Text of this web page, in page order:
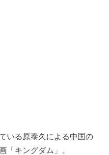
いる原泰久による中国の
「キングダム」。